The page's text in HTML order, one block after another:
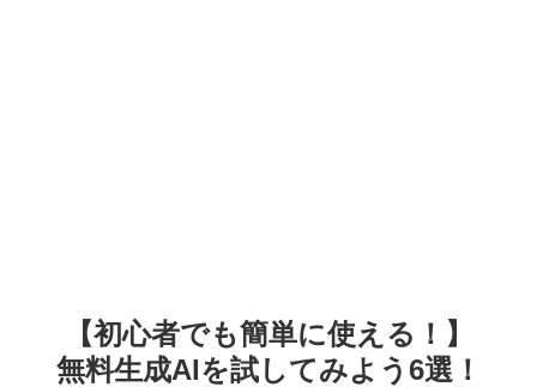
【初心者でも簡単に使える！】
無料生成AIを試してみよう6選！